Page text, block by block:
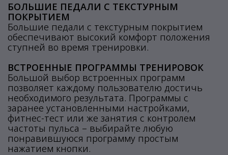
БОЛЬШИЕ ПЕДАЛИ С ТЕКСТУРНЫМ
ПОКРЫТИЕМ
Большие педали с текстурным покрытием
обеспечивают высокий комфорт положения
ступней во время тренировки.
ВСТРОЕННЫЕ ПРОГРАММЫ ТРЕНИРОВОК
Большой выбор встроенных программ
позволяет каждому пользователю достичь
необходимого результата. Программы с
заранее установленными настройками,
фитнес-тест или же занятия с контролем
частоты пульса – выбирайте любую
понравившуюся программу простым
нажатием кнопки.